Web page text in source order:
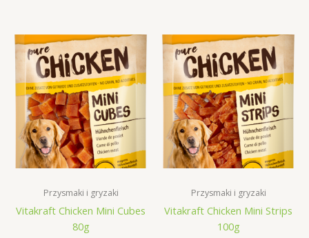
Przysmaki i gryzaki
Vitakraft Chicken Mini Cubes
80g
Przysmaki i gryzaki
Vitakraft Chicken Mini Strips
100g